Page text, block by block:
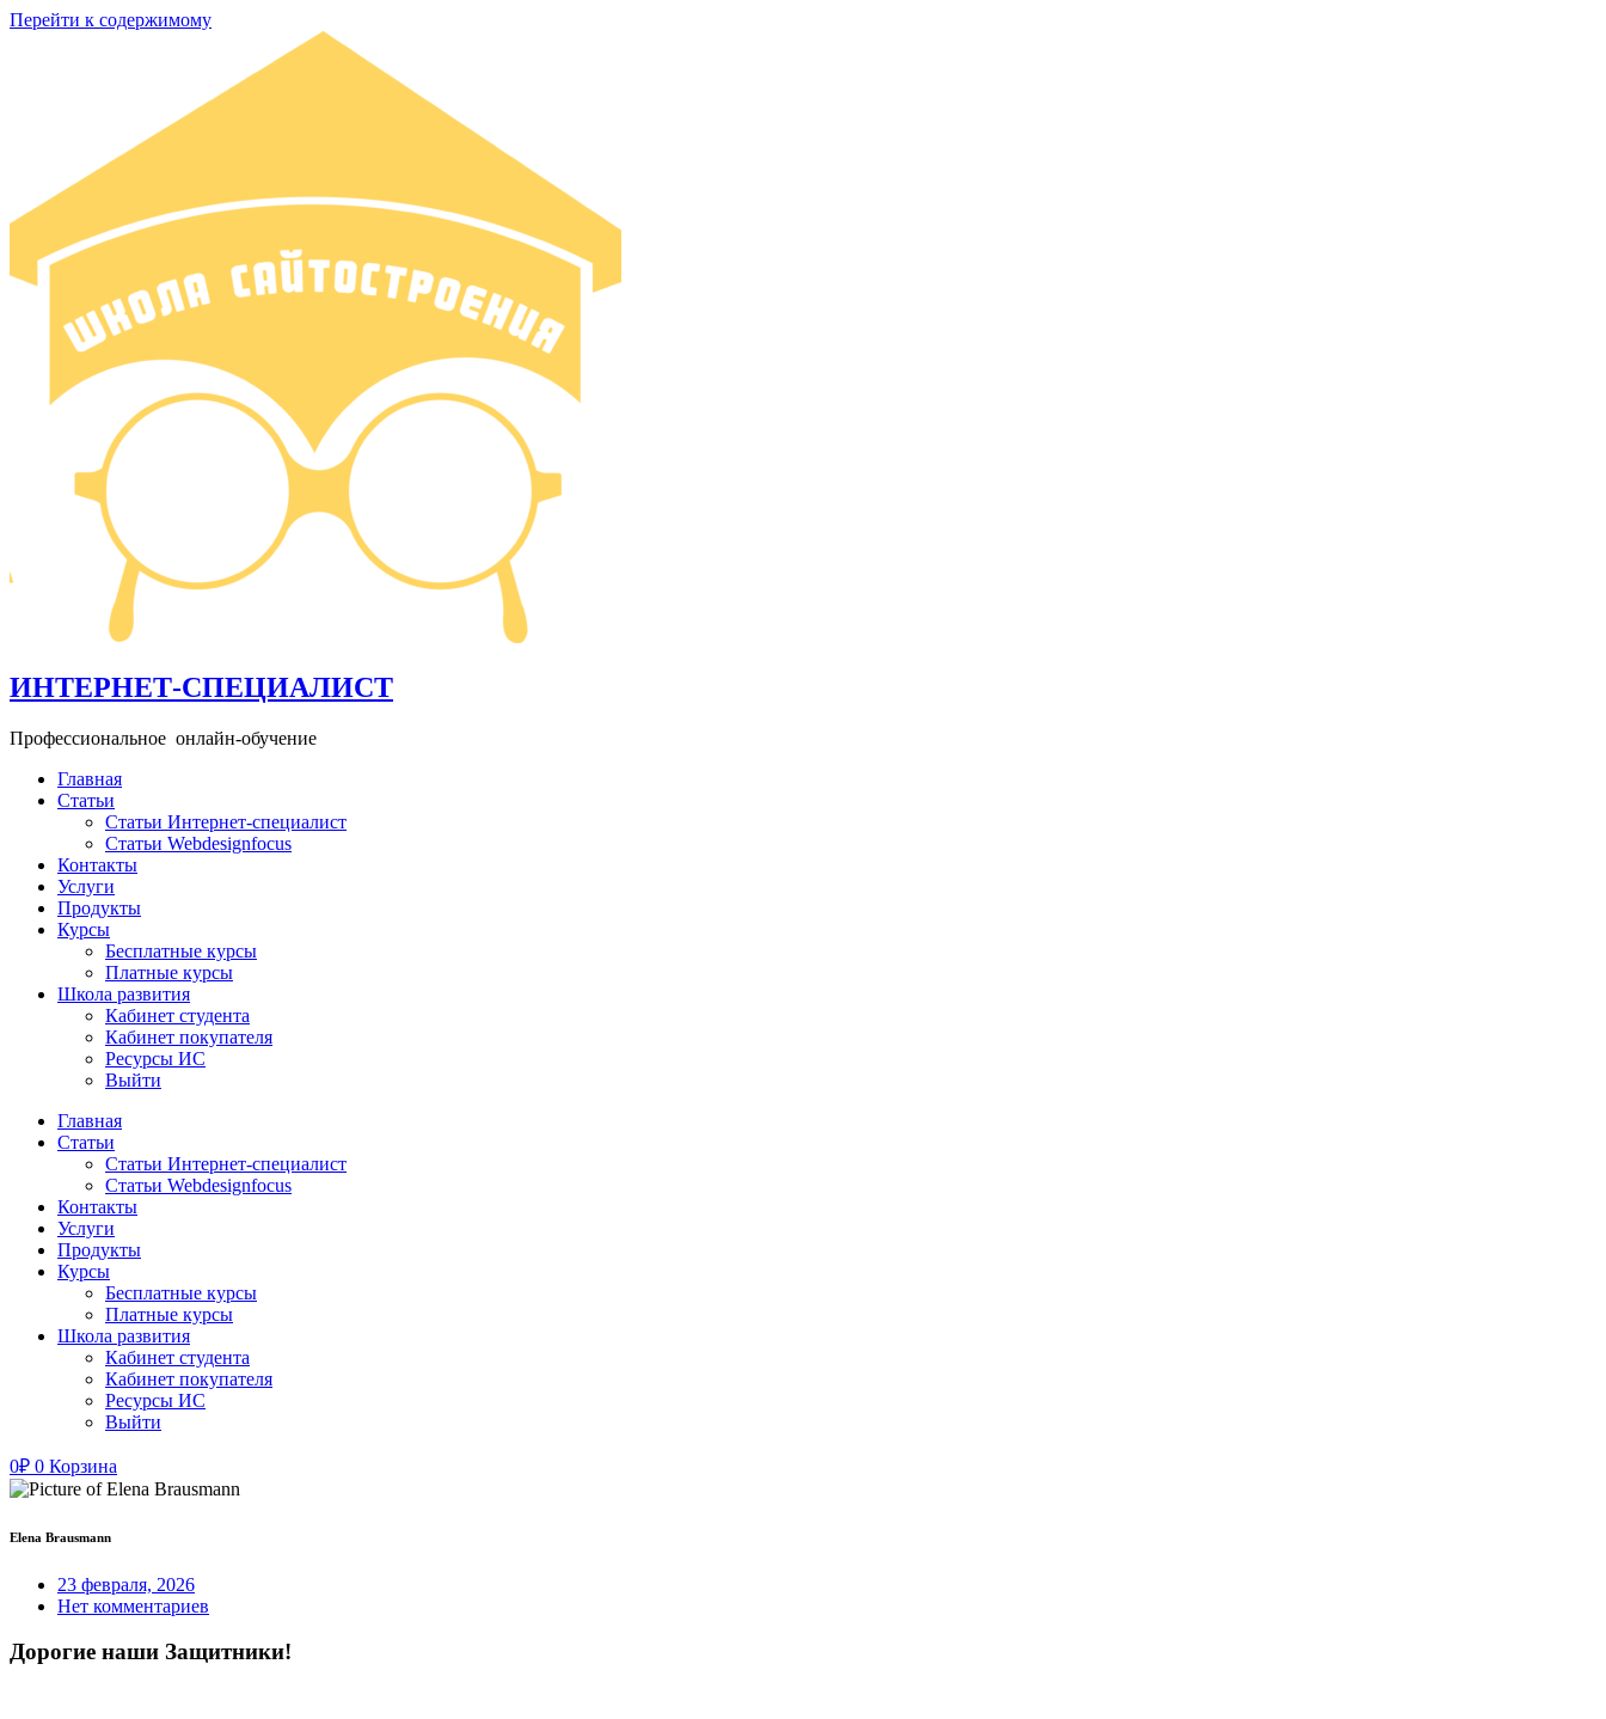
Перейти к содержимому
ИНТЕРНЕТ-СПЕЦИАЛИСТ
Профессиональное онлайн-обучение
Главная
Статьи
Статьи Интернет-специалист
Статьи Webdesignfocus
Контакты
Услуги
Продукты
Курсы
Бесплатные курсы
Платные курсы
Школа развития
Кабинет студента
Кабинет покупателя
Ресурсы ИС
Выйти
Главная
Статьи
Статьи Интернет-специалист
Статьи Webdesignfocus
Контакты
Услуги
Продукты
Курсы
Бесплатные курсы
Платные курсы
Школа развития
Кабинет студента
Кабинет покупателя
Ресурсы ИС
Выйти
0₽ 0 Корзина
Elena Brausmann
23 февраля, 2026
Нет комментариев
Дорогие наши Защитники!